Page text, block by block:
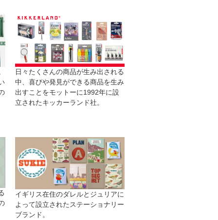
日々たくさんの商品が生み出される
中、喜びや発見ができる商品を生み
出すことをモットーに1992年に設
立されたキッカーランド社。
イギリス在住のダレルとジュリアに
よって設立されたステーショナリー
ブランド。